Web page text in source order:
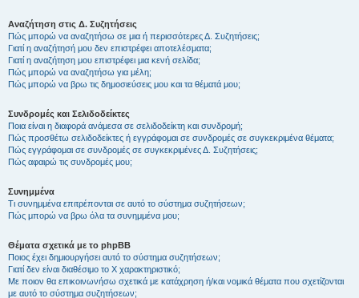
Αναζήτηση στις Δ. Συζητήσεις
Πώς μπορώ να αναζητήσω σε μια ή περισσότερες Δ. Συζητήσεις;
Γιατί η αναζήτησή μου δεν επιστρέφει αποτελέσματα;
Γιατί η αναζήτηση μου επιστρέφει μια κενή σελίδα;
Πώς μπορώ να αναζητήσω για μέλη;
Πώς μπορώ να βρω τις δημοσιεύσεις μου και τα θέματά μου;
Συνδρομές και Σελιδοδείκτες
Ποια είναι η διαφορά ανάμεσα σε σελιδοδείκτη και συνδρομή;
Πώς προσθέτω σελιδοδείκτες ή εγγράφομαι σε συνδρομές σε συγκεκριμένα θέματα;
Πώς εγγράφομαι σε συνδρομές σε συγκεκριμένες Δ. Συζητήσεις;
Πώς αφαιρώ τις συνδρομές μου;
Συνημμένα
Τι συνημμένα επιτρέπονται σε αυτό το σύστημα συζητήσεων;
Πώς μπορώ να βρω όλα τα συνημμένα μου;
Θέματα σχετικά με το phpBB
Ποιος έχει δημιουργήσει αυτό το σύστημα συζητήσεων;
Γιατί δεν είναι διαθέσιμο το Χ χαρακτηριστικό;
Με ποιον θα επικοινωνήσω σχετικά με κατάχρηση ή/και νομικά θέματα που σχετίζονται
με αυτό το σύστημα συζητήσεων;